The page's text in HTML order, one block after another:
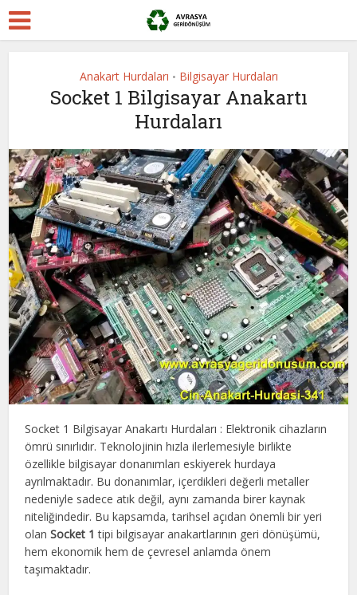
Anakart Hurdaları • Bilgisayar Hurdaları
Socket 1 Bilgisayar Anakartı
Hurdaları
Socket 1 Bilgisayar Anakartı Hurdaları : Elektronik cihazların
ömrü sınırlıdır. Teknolojinin hızla ilerlemesiyle birlikte
özellikle bilgisayar donanımları eskiyerek hurdaya
ayrılmaktadır. Bu donanımlar, içerdikleri değerli metaller
nedeniyle sadece atık değil, aynı zamanda birer kaynak
niteliğindedir. Bu kapsamda, tarihsel açıdan önemli bir yeri
olanSocket 1 tipi bilgisayar anakartlarının geri dönüşümü,
hem ekonomik hem de çevresel anlamda önem
taşımaktadır.